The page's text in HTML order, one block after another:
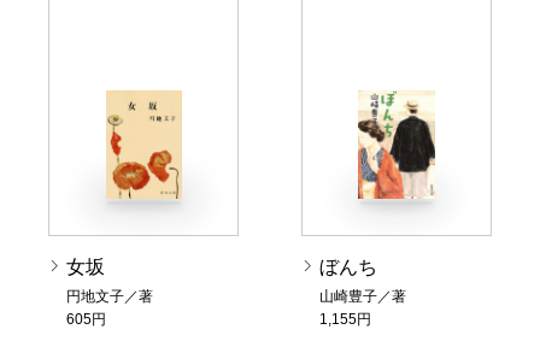
女坂
円地文子／著
605円
ぼんち
山崎豊子／著
1,155円